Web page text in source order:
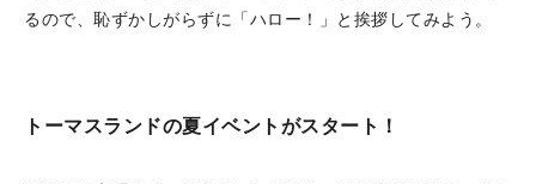
るので、恥ずかしがらずに「ハロー！」と挨拶してみよう。
トーマスランドの夏イベントがスタート！